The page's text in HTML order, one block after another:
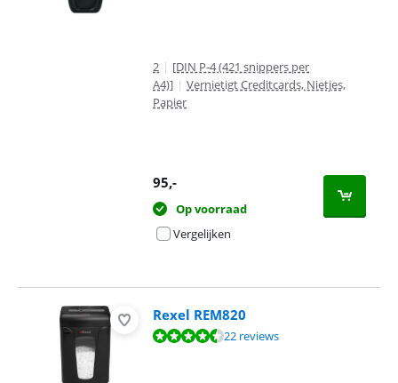
2 | [DIN P-4 (421 snippers per
A4)] | Vernietigt Creditcards, Nietjes,
Papier
95,-
Op voorraad
Vergelijken
Rexel REM820
Beoordeling is 9,4 van de 10, gebaseerd op 22 reviews.
22 reviews